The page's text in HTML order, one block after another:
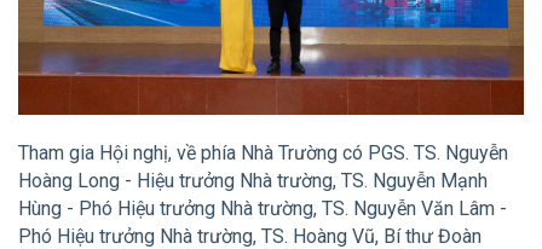
Tham gia Hội nghị, về phía Nhà Trường có PGS. TS. Nguyễn
Hoàng Long - Hiệu trưởng Nhà trường, TS. Nguyễn Mạnh
Hùng - Phó Hiệu trưởng Nhà trường, TS. Nguyễn Văn Lâm -
Phó Hiệu trưởng Nhà trường, TS. Hoàng Vũ, Bí thư Đoàn